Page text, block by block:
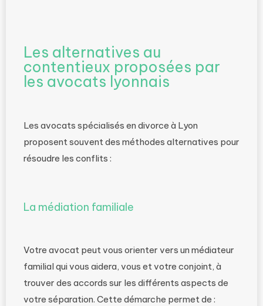
Les alternatives au
contentieux proposées par
les avocats lyonnais
Les avocats spécialisés en divorce à Lyon
proposent souvent des méthodes alternatives pour
résoudre les conflits :
La médiation familiale
Votre avocat peut vous orienter vers un médiateur
familial qui vous aidera, vous et votre conjoint, à
trouver des accords sur les différents aspects de
votre séparation. Cette démarche permet de :